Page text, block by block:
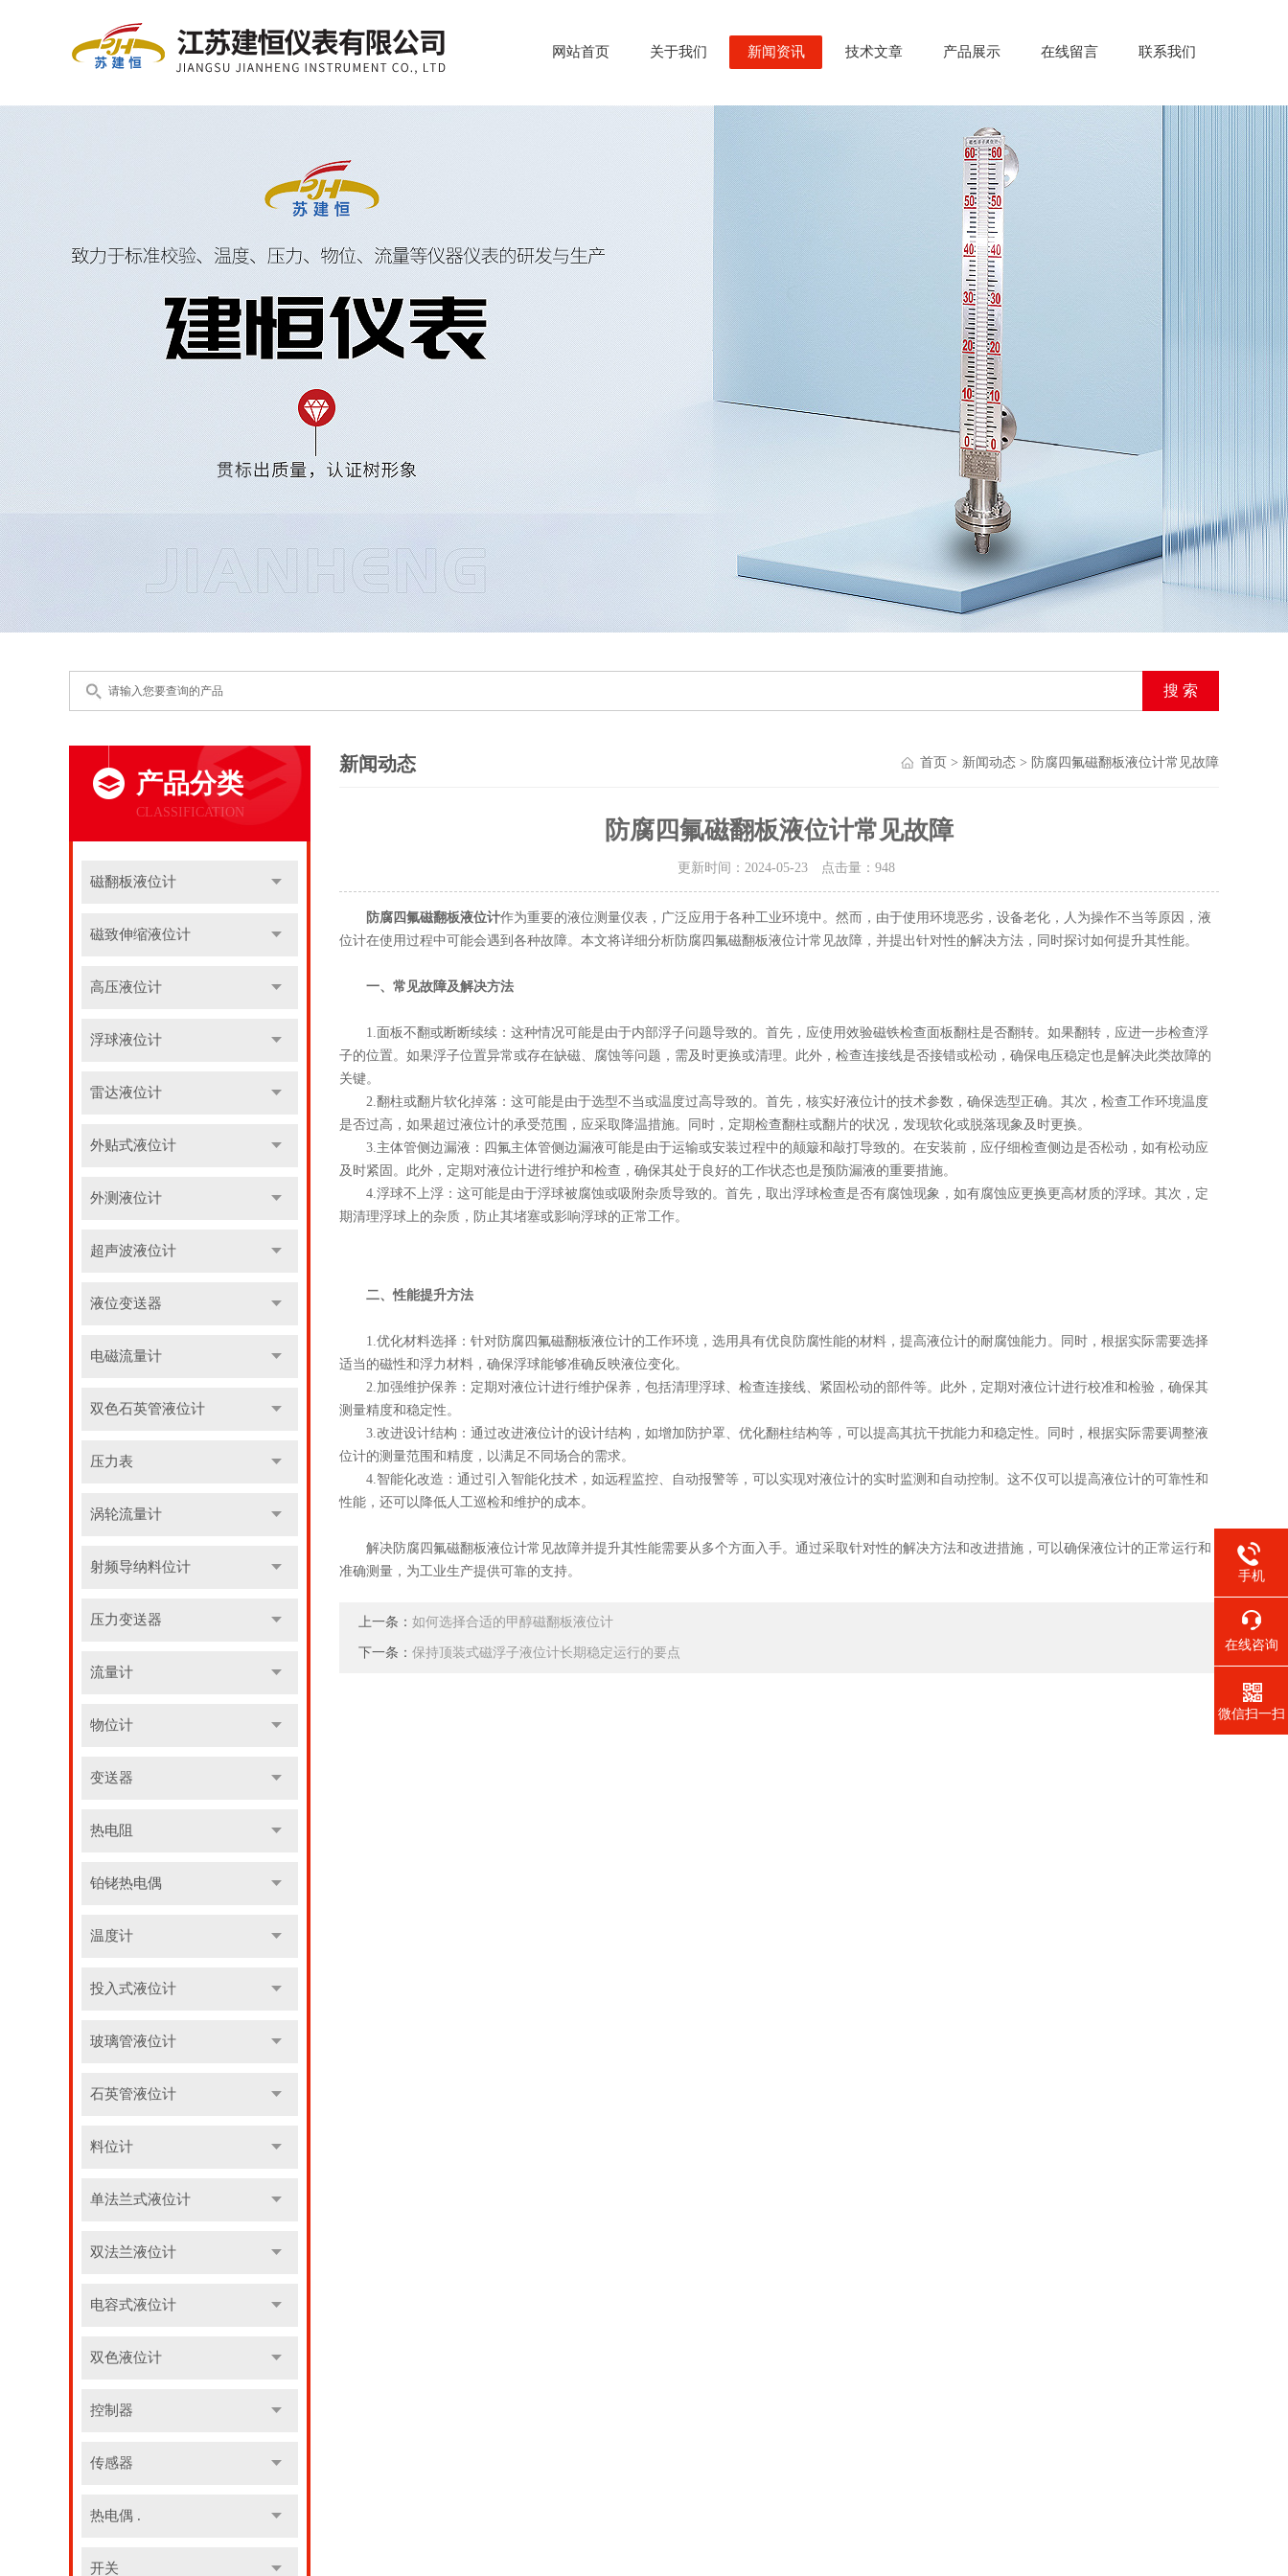
网站首页 关于我们 新闻资讯 技术文章 产品展示 在线留言 联系我们
产品分类
CLASSIFICATION
磁翻板液位计
磁致伸缩液位计
高压液位计
浮球液位计
雷达液位计
外贴式液位计
外测液位计
超声波液位计
液位变送器
电磁流量计
双色石英管液位计
压力表
涡轮流量计
射频导纳料位计
压力变送器
流量计
物位计
变送器
热电阻
铂铑热电偶
温度计
投入式液位计
玻璃管液位计
石英管液位计
料位计
单法兰式液位计
双法兰液位计
电容式液位计
双色液位计
控制器
传感器
热电偶 .
开关
新闻动态 首页 > 新闻动态 > 防腐四氟磁翻板液位计常见故障
防腐四氟磁翻板液位计常见故障
更新时间：2024-05-23 点击量： 948
防腐四氟磁翻板液位计作为重要的液位测量仪表，广泛应用于各种工业环境中。然而，由于使用环境恶劣，设备老化，人为操作不当等原因，液
位计在使用过程中可能会遇到各种故障。本文将详细分析防腐四氟磁翻板液位计常见故障，并提出针对性的解决方法，同时探讨如何提升其性能。
一、常见故障及解决方法
1.面板不翻或断断续续：这种情况可能是由于内部浮子问题导致的。首先，应使用效验磁铁检查面板翻柱是否翻转。如果翻转，应进一步检查浮
子的位置。如果浮子位置异常或存在缺磁、腐蚀等问题，需及时更换或清理。此外，检查连接线是否接错或松动，确保电压稳定也是解决此类故障的
关键。
2.翻柱或翻片软化掉落：这可能是由于选型不当或温度过高导致的。首先，核实好液位计的技术参数，确保选型正确。其次，检查工作环境温度
是否过高，如果超过液位计的承受范围，应采取降温措施。同时，定期检查翻柱或翻片的状况，发现软化或脱落现象及时更换。
3.主体管侧边漏液：四氟主体管侧边漏液可能是由于运输或安装过程中的颠簸和敲打导致的。在安装前，应仔细检查侧边是否松动，如有松动应
及时紧固。此外，定期对液位计进行维护和检查，确保其处于良好的工作状态也是预防漏液的重要措施。
4.浮球不上浮：这可能是由于浮球被腐蚀或吸附杂质导致的。首先，取出浮球检查是否有腐蚀现象，如有腐蚀应更换更高材质的浮球。其次，定
期清理浮球上的杂质，防止其堵塞或影响浮球的正常工作。
二、性能提升方法
1.优化材料选择：针对防腐四氟磁翻板液位计的工作环境，选用具有优良防腐性能的材料，提高液位计的耐腐蚀能力。同时，根据实际需要选择
适当的磁性和浮力材料，确保浮球能够准确反映液位变化。
2.加强维护保养：定期对液位计进行维护保养，包括清理浮球、检查连接线、紧固松动的部件等。此外，定期对液位计进行校准和检验，确保其
测量精度和稳定性。
3.改进设计结构：通过改进液位计的设计结构，如增加防护罩、优化翻柱结构等，可以提高其抗干扰能力和稳定性。同时，根据实际需要调整液
位计的测量范围和精度，以满足不同场合的需求。
4.智能化改造：通过引入智能化技术，如远程监控、自动报警等，可以实现对液位计的实时监测和自动控制。这不仅可以提高液位计的可靠性和
性能，还可以降低人工巡检和维护的成本。
解决防腐四氟磁翻板液位计常见故障并提升其性能需要从多个方面入手。通过采取针对性的解决方法和改进措施，可以确保液位计的正常运行和
准确测量，为工业生产提供可靠的支持。
上一条： 如何选择合适的甲醇磁翻板液位计
下一条： 保持顶装式磁浮子液位计长期稳定运行的要点
手机
在线咨询
微信扫一扫